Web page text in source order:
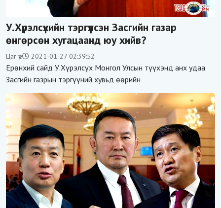
У.Хүрэлсүхийн тэргүүлсэн Засгийн газар
өнгөрсөн хугацаанд юу хийв?
Цаг үе 2021-01-27 02:39:52
Ерөнхий сайд У.Хүрэлсүх Монгол Улсын түүхэнд анх удаа
Засгийн газрын тэргүүний хувьд өөрийн